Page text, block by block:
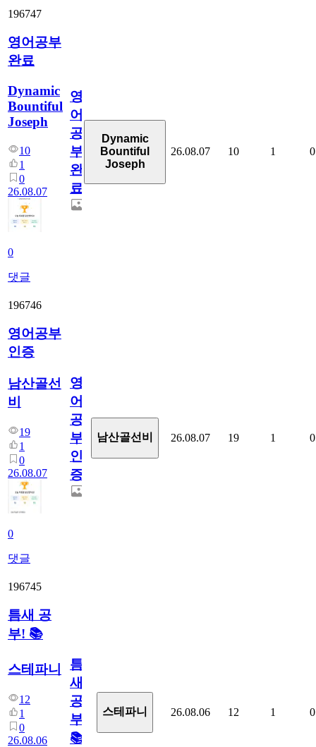
196747
영어공부
완료
Dynamic
Bountiful
Joseph
10
1
0
26.08.07
0
댓글
영
어
공
부
완
료
Dynamic
Bountiful
Joseph
26.08.07 10 1 0
196746
영어공부
인증
남산골선
비
19
1
0
26.08.07
0
댓글
영
어
공
부
인
증
남산골선비 26.08.07 19 1 0
196745
틈새 공
부! 📚
스테파니
12
1
0
26.08.06
틈
새
공
부!
📚
스테파니 26.08.06 12 1 0